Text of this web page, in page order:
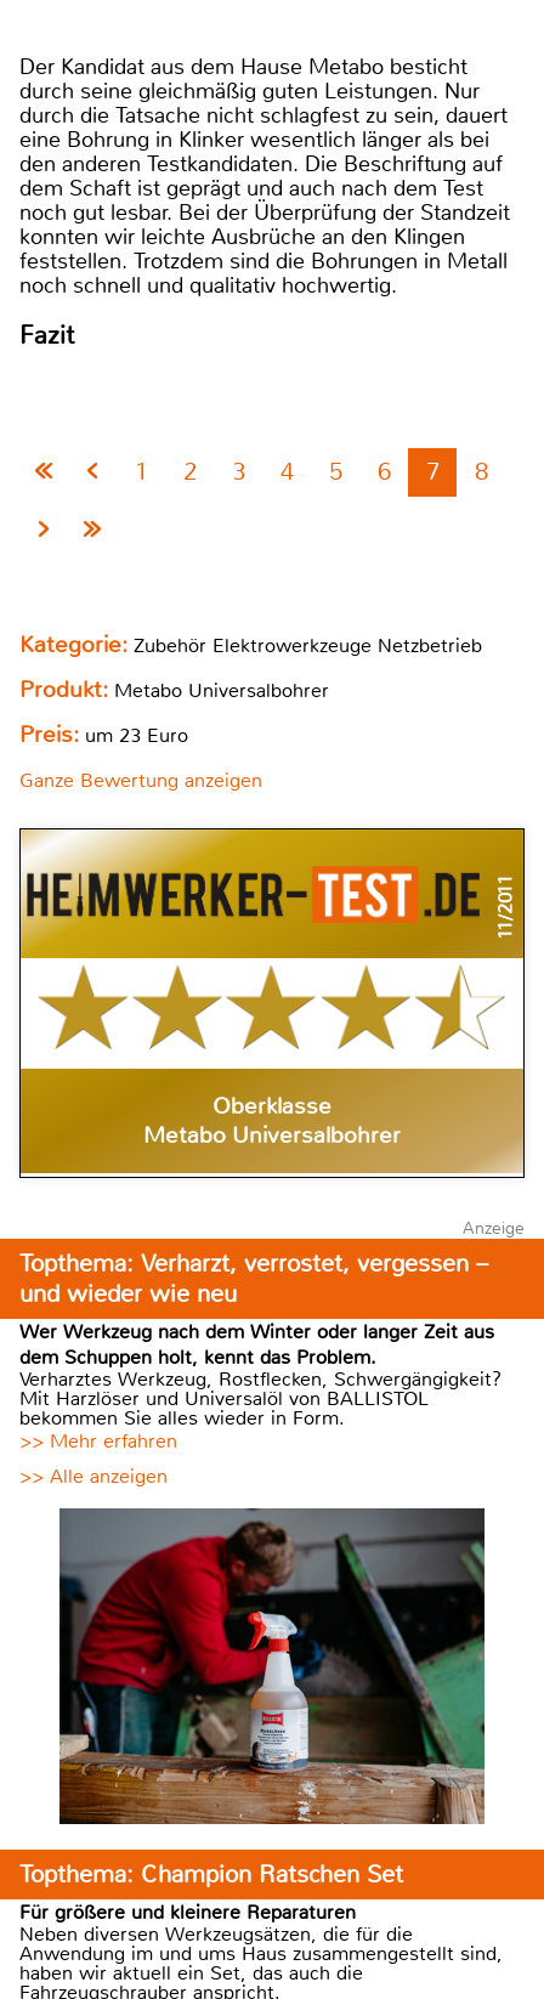
Der Kandidat aus dem Hause Metabo besticht
durch seine gleichmäßig guten Leistungen. Nur
durch die Tatsache nicht schlagfest zu sein, dauert
eine Bohrung in Klinker wesentlich länger als bei
den anderen Testkandidaten. Die Beschriftung auf
dem Schaft ist geprägt und auch nach dem Test
noch gut lesbar. Bei der Überprüfung der Standzeit
konnten wir leichte Ausbrüche an den Klingen
feststellen. Trotzdem sind die Bohrungen in Metall
noch schnell und qualitativ hochwertig.
Fazit
1 2 3 4 5 6 7 8
Kategorie: Zubehör Elektrowerkzeuge Netzbetrieb
Produkt: Metabo Universalbohrer
Preis: um 23 Euro
Ganze Bewertung anzeigen
11/2011
Oberklasse
Metabo Universalbohrer
Anzeige
Topthema: Verharzt, verrostet, vergessen –
und wieder wie neu
Wer Werkzeug nach dem Winter oder langer Zeit aus
dem Schuppen holt, kennt das Problem.
Verharztes Werkzeug, Rostflecken, Schwergängigkeit?
Mit Harzlöser und Universalöl von BALLISTOL
bekommen Sie alles wieder in Form.
>> Mehr erfahren
>> Alle anzeigen
Topthema: Champion Ratschen Set
Für größere und kleinere Reparaturen
Neben diversen Werkzeugsätzen, die für die
Anwendung im und ums Haus zusammengestellt sind,
haben wir aktuell ein Set, das auch die
Fahrzeugschrauber anspricht.